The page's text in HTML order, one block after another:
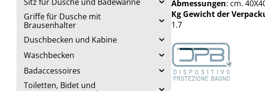
Griffe für Dusche mit
Brausenhalter
Duschbecken und Kabine
Waschbecken
Badaccessoires
Toiletten, Bidet und
Abmessungen: cm.
Kg Gewicht der
1.7